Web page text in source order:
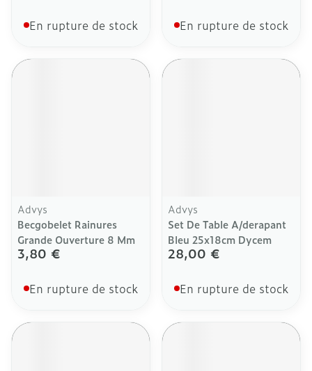
En rupture de stock En rupture de stock
Advys
Becgobelet Rainures
Grande Ouverture 8 Mm
3,80 €
En rupture de stock
Advys
Set De Table A/derapant
Bleu 25x18cm Dycem
28,00 €
En rupture de stock